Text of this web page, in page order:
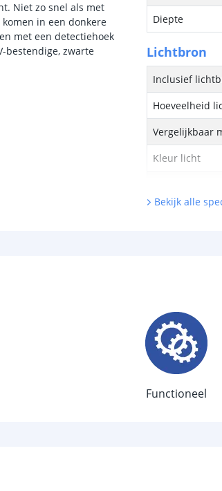
Niet zo snel als met
in een donkere
met een detectiehoek
bestendige, zwarte
Diepte
Lichtbron
Inclusief
Hoeveelheid
Vergelijkbaar
Kleur licht
Aantal LEDS
Uitschakeltijd
Detectiehoek
Schakelaar
Bekijk alle
Functioneel